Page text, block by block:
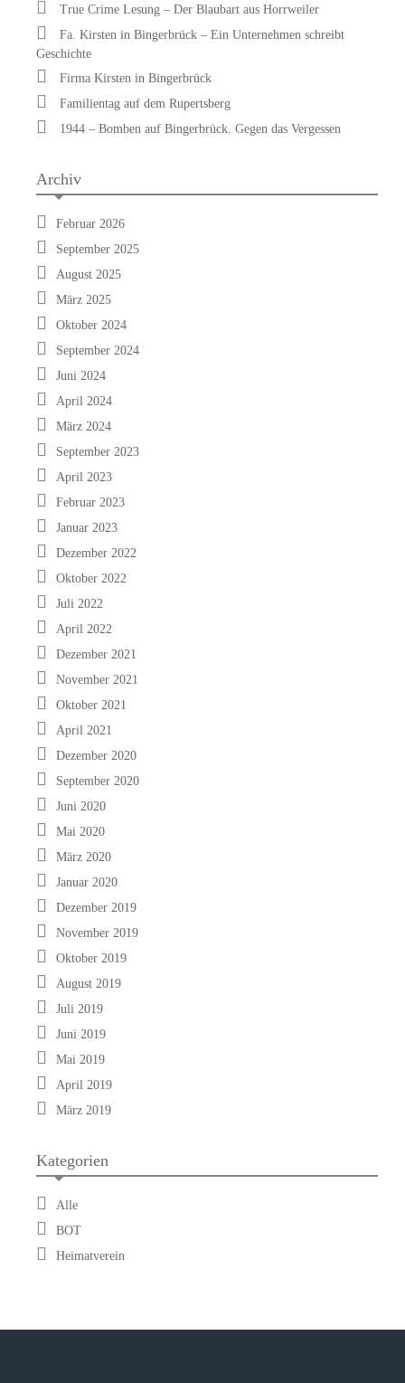
True Crime Lesung – Der Blaubart aus Horrweiler
Fa. Kirsten in Bingerbrück – Ein Unternehmen schreibt
Geschichte
Firma Kirsten in Bingerbrück
Familientag auf dem Rupertsberg
1944 – Bomben auf Bingerbrück. Gegen das Vergessen
Archiv
Februar 2026
September 2025
August 2025
März 2025
Oktober 2024
September 2024
Juni 2024
April 2024
März 2024
September 2023
April 2023
Februar 2023
Januar 2023
Dezember 2022
Oktober 2022
Juli 2022
April 2022
Dezember 2021
November 2021
Oktober 2021
April 2021
Dezember 2020
September 2020
Juni 2020
Mai 2020
März 2020
Januar 2020
Dezember 2019
November 2019
Oktober 2019
August 2019
Juli 2019
Juni 2019
Mai 2019
April 2019
März 2019
Kategorien
Alle
BOT
Heimatverein